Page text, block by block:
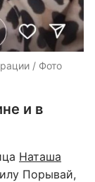
/ Фото
и в
Наташа
Порывай,